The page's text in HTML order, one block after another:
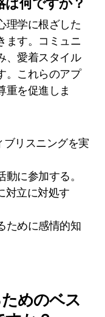
らに、育成本能
反応的な育児を
築くことができ
な発達プロセス
うのを可能にし
理学に根ざした
す。コミュニ
愛着スタイル
これらのアプ
重を促進しま
動に参加する。